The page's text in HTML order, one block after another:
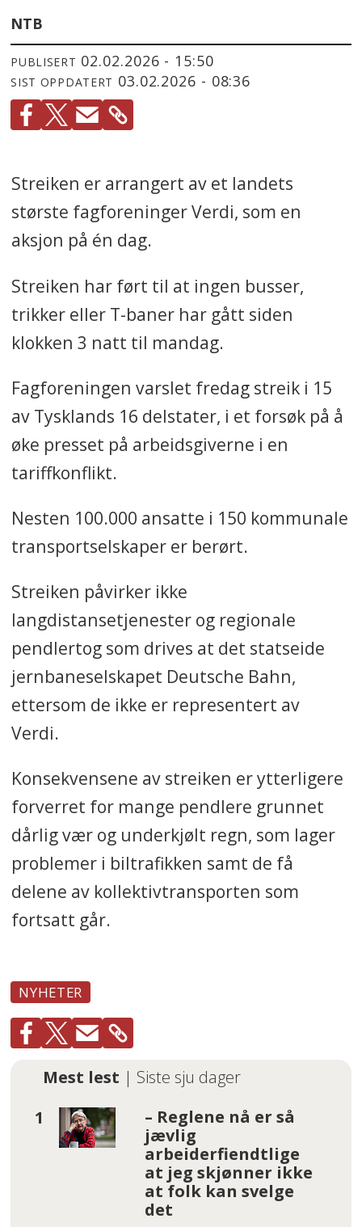
NTB
PUBLISERT 02.02.2026 - 15:50
SIST OPPDATERT 03.02.2026 - 08:36
Streiken er arrangert av et landets
største fagforeninger Verdi, som en
aksjon på én dag.
Streiken har ført til at ingen busser,
trikker eller T-baner har gått siden
klokken 3 natt til mandag.
Fagforeningen varslet fredag streik i 15
av Tysklands 16 delstater, i et forsøk på å
øke presset på arbeidsgiverne i en
tariffkonflikt.
Nesten 100.000 ansatte i 150 kommunale
transportselskaper er berørt.
Streiken påvirker ikke
langdistansetjenester og regionale
pendlertog som drives at det statseide
jernbaneselskapet Deutsche Bahn,
ettersom de ikke er representert av
Verdi.
Konsekvensene av streiken er ytterligere
forverret for mange pendlere grunnet
dårlig vær og underkjølt regn, som lager
problemer i biltrafikken samt de få
delene av kollektivtransporten som
fortsatt går.
NYHETER
Mest lest | Siste sju dager
– Reglene nå er så
jævlig
arbeiderfiendtlige
at jeg skjønner ikke
at folk kan svelge
det